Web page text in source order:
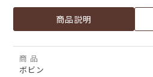
商品説明
商 品
ボビン